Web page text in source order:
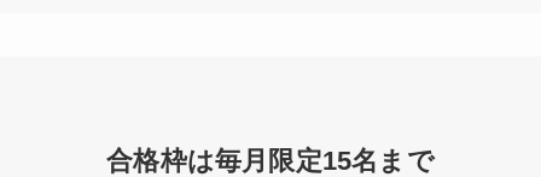
合格枠は毎月限定15名まで